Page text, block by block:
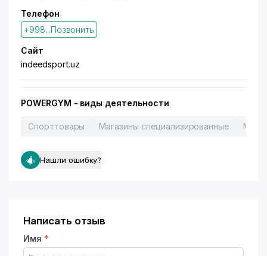
Телефон
+998...Позвонить
Сайт
indeedsport.uz
POWERGYM - виды деятельности
Спорттовары Магазины специализированные
Нашли ошибку?
Написать отзыв
Имя *